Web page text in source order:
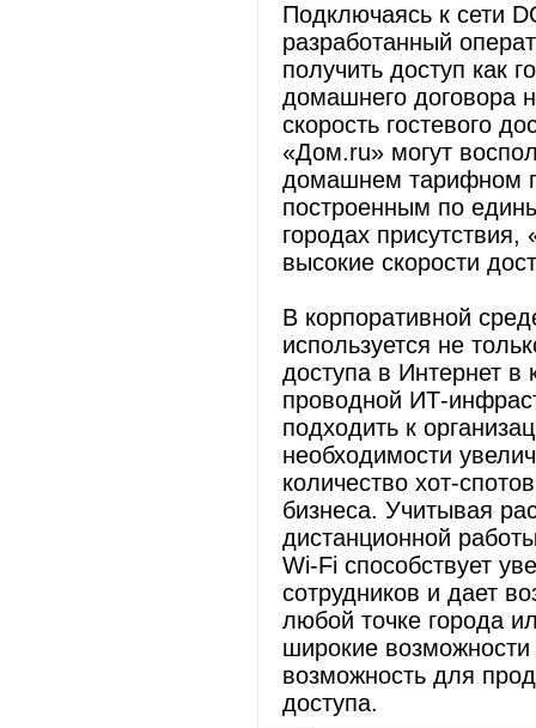
Подключаясь к сети
разработанный
получить доступ как
домашнего договора
скорость гостевого
«Дом.ru» могут
домашнем тарифном
построенным по
городах
высокие скорости
В корпоративной
используется не
доступа в Интернет в
проводной ИТ-
подходить к
необходимости
количество хот-
бизнеса. Учитывая
дистанционной
Wi-Fi способствует
сотрудников и дает
любой точке города
широкие
возможность для
доступа.